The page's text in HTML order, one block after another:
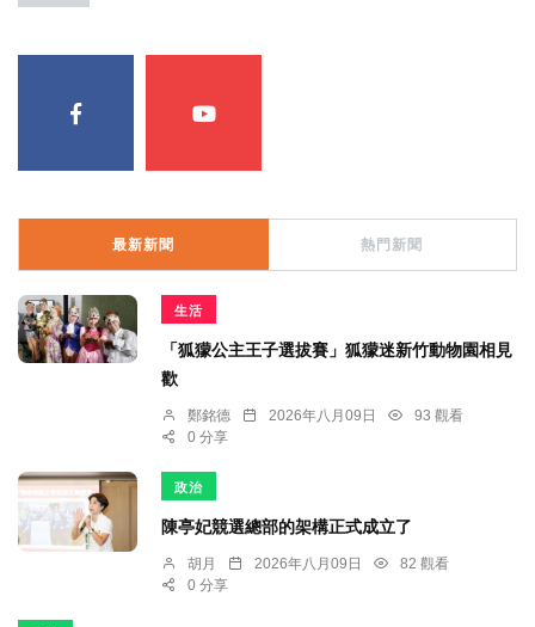
最新新聞 熱門新聞
生活
「狐獴公主王子選拔賽」狐獴迷新竹動物園相見
歡
鄭銘德 2026年八月09日
93 觀看
0 分享
政治
陳亭妃競選總部的架構正式成立了
胡月 2026年八月09日
82 觀看
0 分享